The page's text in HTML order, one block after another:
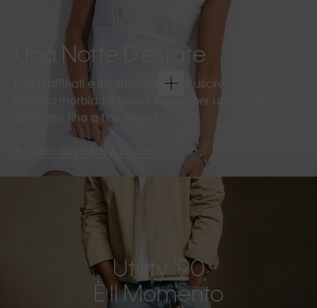
Una Notte D’estate
Capi raffinati e intramontabili per uscire.
Sartoria morbida e tessuti leggeri per un look fresco e
disinvolto fino a fine serata.
Acquista uomo
Utility ’90
È Il Momento